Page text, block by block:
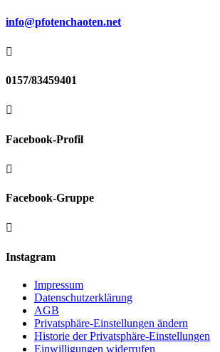
info@pfotenchaoten.net

0157/83459401

Facebook-Profil

Facebook-Gruppe

Instagram
Impressum
Datenschutzerklärung
AGB
Privatsphäre-Einstellungen ändern
Historie der Privatsphäre-Einstellungen
Einwilligungen widerrufen